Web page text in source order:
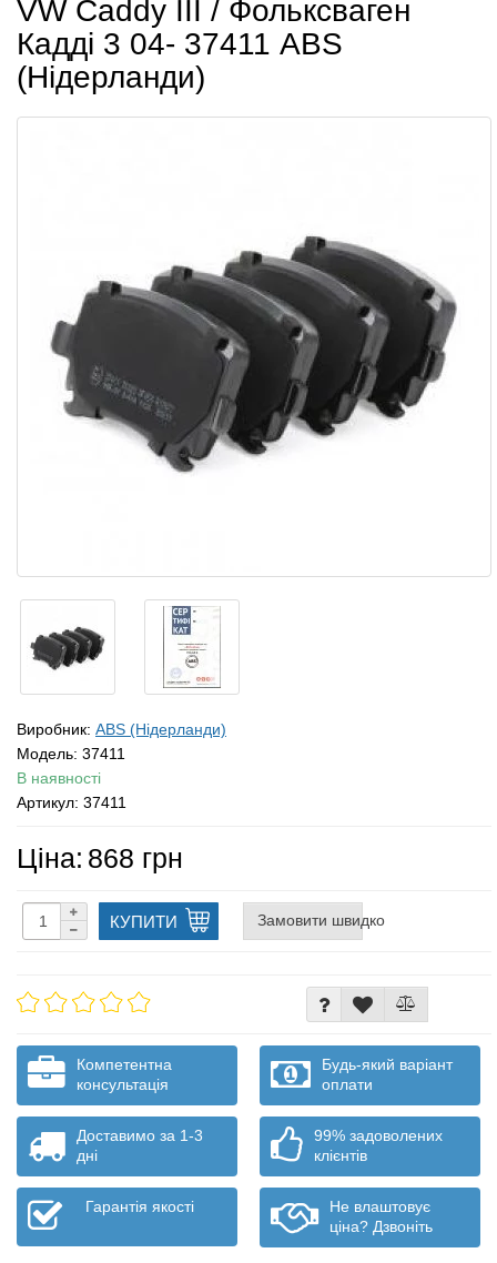
VW Caddy III / Фольксваген
Кадді 3 04- 37411 ABS
(Нідерланди)
Виробник: ABS (Нідерланди)
Модель: 37411
В наявності
Артикул: 37411
Ціна: 868 грн
КУПИТИ Замовити швидко
Компетентна
консультація
Будь-який варіант
оплати
Доставимо за 1-3
дні
99% задоволених
клієнтів
Гарантія якості
Не влаштовує
ціна? Дзвоніть